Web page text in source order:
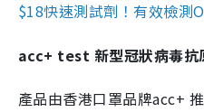
$18快速測試劑！有效檢
acc+ test 新型冠狀病毒抗
產品由香港口罩品牌acc+